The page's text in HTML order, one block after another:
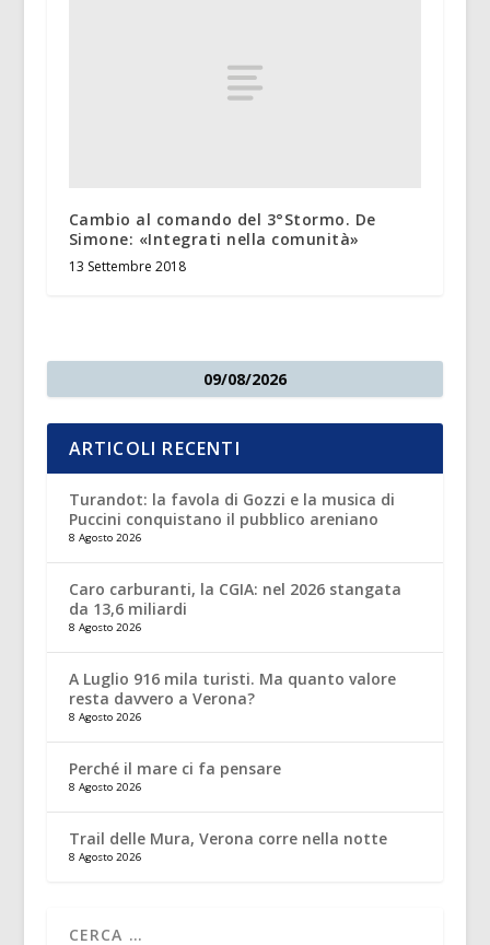
Cambio al comando del 3°Stormo. De
Simone: «Integrati nella comunità»
13 Settembre 2018
09/08/2026
ARTICOLI RECENTI
Turandot: la favola di Gozzi e la musica di
Puccini conquistano il pubblico areniano
8 Agosto 2026
Caro carburanti, la CGIA: nel 2026 stangata
da 13,6 miliardi
8 Agosto 2026
A Luglio 916 mila turisti. Ma quanto valore
resta davvero a Verona?
8 Agosto 2026
Perché il mare ci fa pensare
8 Agosto 2026
Trail delle Mura, Verona corre nella notte
8 Agosto 2026